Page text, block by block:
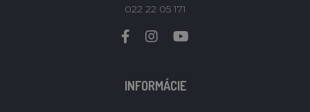
022 22 05 171
INFORMÁCIE